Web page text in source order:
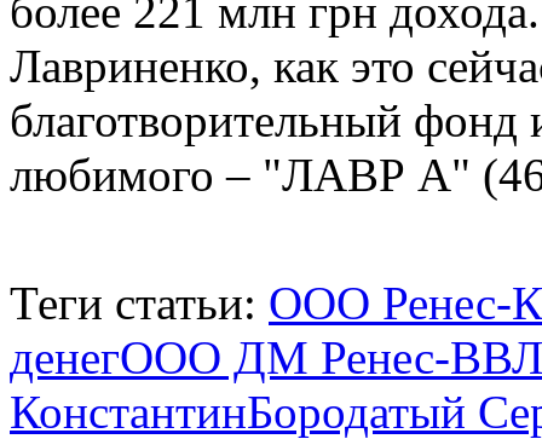
более 221 млн грн
Лавриненко, как это
благотворительный фонд
любимого – "ЛАВР А"
Теги статьи: ООО Ренес-
денегООО ДМ Ренес-ВВ
КонстантинБородатый